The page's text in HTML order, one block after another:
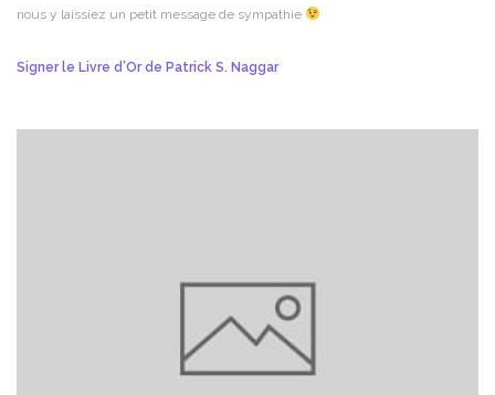
nous y laissiez un petit message de sympathie
Signer le Livre d’Or de Patrick S. Naggar